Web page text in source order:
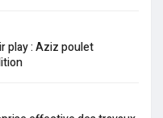
play : Aziz poulet